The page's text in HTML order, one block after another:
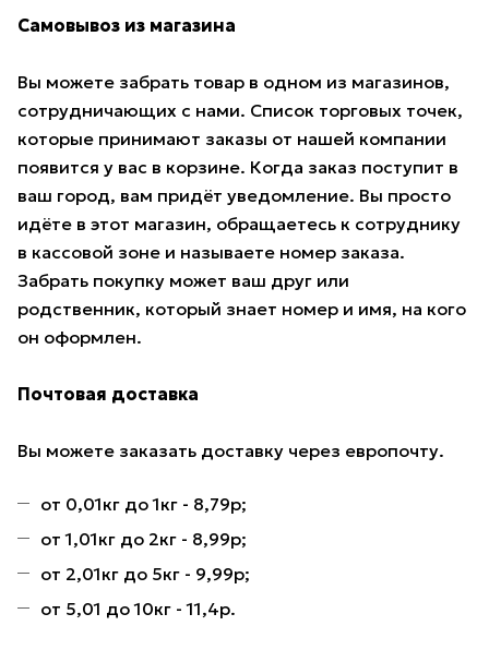
Самовывоз из магазина
Вы можете забрать товар в одном из магазинов,
сотрудничающих с нами. Список торговых точек,
которые принимают заказы от нашей компании
появится у вас в корзине. Когда заказ поступит в
ваш город, вам придёт уведомление. Вы просто
идёте в этот магазин, обращаетесь к сотруднику
в кассовой зоне и называете номер заказа.
Забрать покупку может ваш друг или
родственник, который знает номер и имя, на кого
он оформлен.
Почтовая доставка
Вы можете заказать доставку через европочту.
от 0,01кг до 1кг - 8,79р;
от 1,01кг до 2кг - 8,99р;
от 2,01кг до 5кг - 9,99р;
от 5,01 до 10кг - 11,4р.